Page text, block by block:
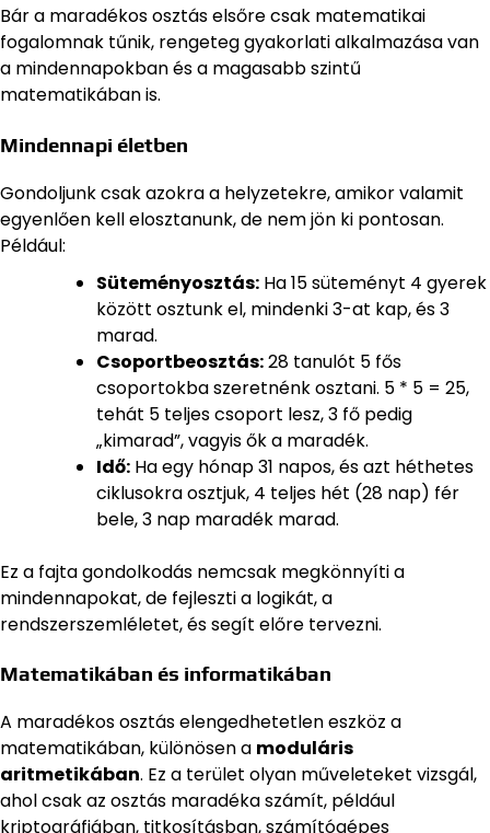
Bár a maradékos osztás elsőre csak matematikai
fogalomnak tűnik, rengeteg gyakorlati alkalmazása van
a mindennapokban és a magasabb szintű
matematikában is.
Mindennapi életben
Gondoljunk csak azokra a helyzetekre, amikor valamit
egyenlően kell elosztanunk, de nem jön ki pontosan.
Például:
Süteményosztás: Ha 15 süteményt 4 gyerek
között osztunk el, mindenki 3-at kap, és 3
marad.
Csoportbeosztás:28 tanulót 5 fős
csoportokba szeretnénk osztani. 5 * 5 = 25,
tehát 5 teljes csoport lesz, 3 fő pedig
„kimarad”, vagyis ők a maradék.
Idő: Ha egy hónap 31 napos, és azt héthetes
ciklusokra osztjuk, 4 teljes hét (28 nap) fér
bele, 3 nap maradék marad.
Ez a fajta gondolkodás nemcsak megkönnyíti a
mindennapokat, de fejleszti a logikát, a
rendszerszemléletet, és segít előre tervezni.
Matematikában és informatikában
A maradékos osztás elengedhetetlen eszköz a
matematikában, különösen a moduláris
aritmetikában. Ez a terület olyan műveleteket vizsgál,
ahol csak az osztás maradéka számít, például
kriptográfiában, titkosításban, számítógépes